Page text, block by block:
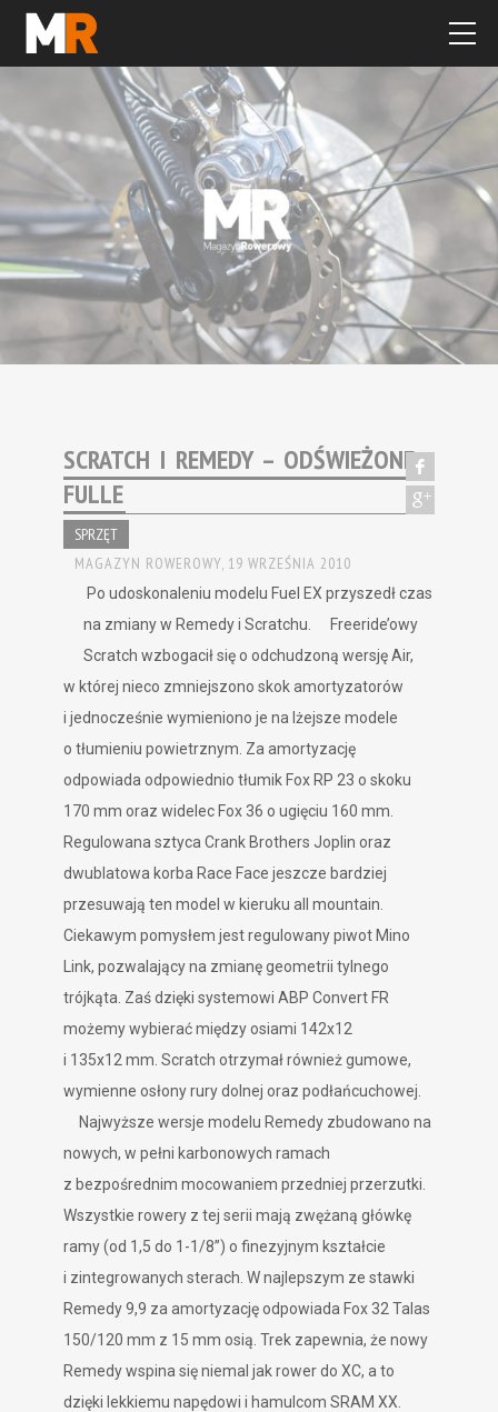
SCRATCH I REMEDY – ODŚWIEŻONE
FULLE
SPRZĘT
MAGAZYN ROWEROWY, 19 WRZEŚNIA 2010
Po udoskonaleniu modelu Fuel EX przyszedł czas
na zmiany w Remedy i Scratchu. Freeride’owy
Scratch wzbogacił się o odchudzoną wersję Air,
w której nieco zmniejszono skok amortyzatorów
i jednocześnie wymieniono je na lżejsze modele
o tłumieniu powietrznym. Za amortyzację
odpowiada odpowiednio tłumik Fox RP 23 o skoku
170 mm oraz widelec Fox 36 o ugięciu 160 mm.
Regulowana sztyca Crank Brothers Joplin oraz
dwublatowa korba Race Face jeszcze bardziej
przesuwają ten model w kieruku all mountain.
Ciekawym pomysłem jest regulowany piwot Mino
Link, pozwalający na zmianę geometrii tylnego
trójkąta. Zaś dzięki systemowi ABP Convert FR
możemy wybierać między osiami 142x12
i 135x12 mm. Scratch otrzymał również gumowe,
wymienne osłony rury dolnej oraz podłańcuchowej.
Najwyższe wersje modelu Remedy zbudowano na
nowych, w pełni karbonowych ramach
z bezpośrednim mocowaniem przedniej przerzutki.
Wszystkie rowery z tej serii mają zwężaną główkę
ramy (od 1,5 do 1-1/8’’) o finezyjnym kształcie
i zintegrowanych sterach. W najlepszym ze stawki
Remedy 9,9 za amortyzację odpowiada Fox 32 Talas
150/120 mm z 15 mm osią. Trek zapewnia, że nowy
Remedy wspina się niemal jak rower do XC, a to
dzięki lekkiemu napędowi i hamulcom SRAM XX.